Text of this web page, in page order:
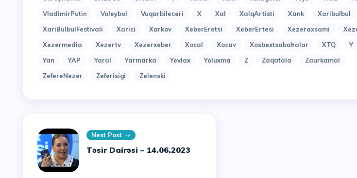
VladimirPutin
Voleybol Vuqarbileceri X Xal XalqArtisti Xank
Xaribulbul
XariBulbulFestivali
Xarici Xarkov XeberEretsi XeberErtesi Xezeraxsami
Xezermedia
Xezertv Xezerxeber Xocal Xocav Xosbextsabahalar XTQ Y
Yan
YAP Yaral Yarmarka Yevlax Yoluxma Z Zaqatala
Zaurkamal
ZefereNezer
Zeferisigi Zelenski
Next Post
Təsir Dairəsi – 14.06.2023